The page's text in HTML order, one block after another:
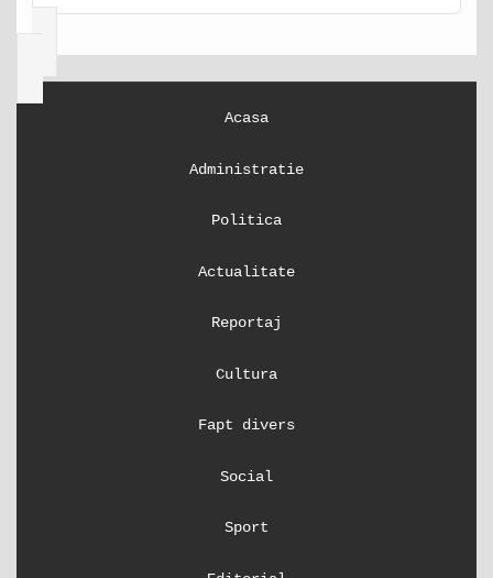
Acasa
Administratie
Politica
Actualitate
Reportaj
Cultura
Fapt divers
Social
Sport